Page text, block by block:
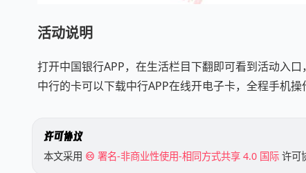
活动说明
打开中国银行APP，在生活栏目下翻即可看到活动入
中行的卡可以下载中行APP在线开电子卡，全程手机
许可协议
本文采用 署名-非商业性使用-相同方式共享 4.0 国际 许可